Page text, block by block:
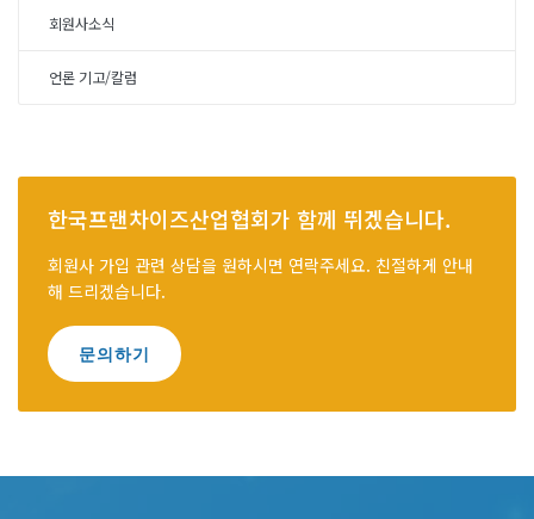
회원사소식
언론 기고/칼럼
한국프랜차이즈산업협회가 함께 뛰겠습니다.
회원사 가입 관련 상담을 원하시면 연락주세요. 친절하게 안내
해 드리겠습니다.
문의하기